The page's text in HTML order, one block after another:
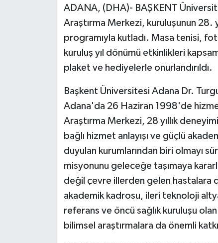
ADANA, (DHA)- BAŞKENT
Araştırma Merkezi, kuruluşunun 28.
programıyla kutladı. Masa tenisi,
kuruluş yıl dönümü etkinlikleri
plaket ve hediyelerle onurlandırıldı.
Başkent Üniversitesi Adana Dr.
Adana'da 26 Haziran 1998'de
Araştırma Merkezi, 28 yıllık
bağlı hizmet anlayışı ve güçlü
duyulan kurumlarından biri olmayı
misyonunu geleceğe taşımaya
değil çevre illerden gelen hastalara
akademik kadrosu, ileri teknoloji
referans ve öncü sağlık kuruluşu
bilimsel araştırmalara da önemli